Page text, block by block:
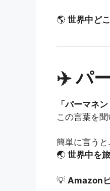
🌎 世界中ど
✈️ パ
「パーマネ
この言葉を
簡単に言う
🌏 世界中を
💡 Amazon